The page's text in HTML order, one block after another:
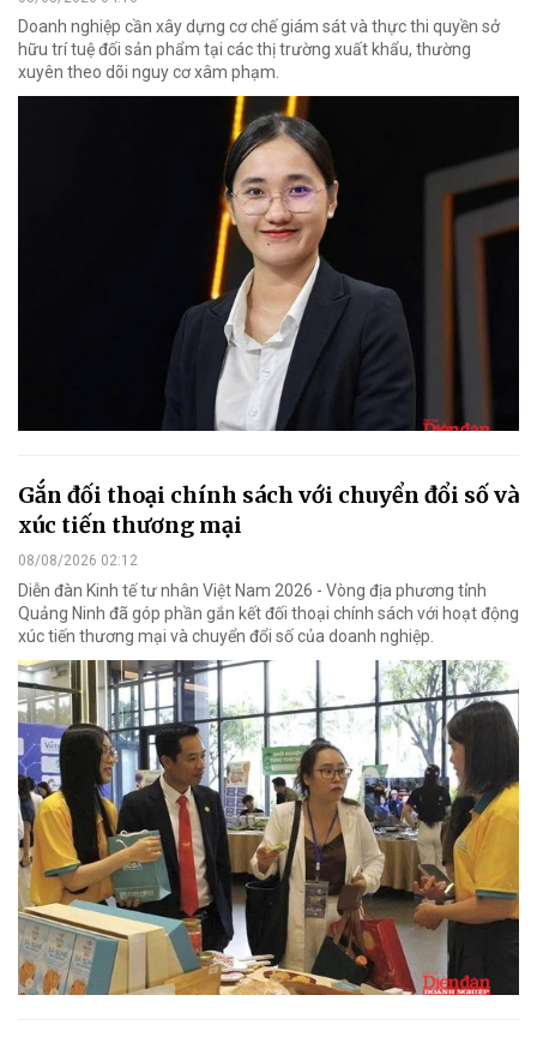
Doanh nghiệp cần xây dựng cơ chế giám sát và thực thi quyền sở
hữu trí tuệ đối sản phẩm tại các thị trường xuất khẩu, thường
xuyên theo dõi nguy cơ xâm phạm.
Gắn đối thoại chính sách với chuyển đổi số và
xúc tiến thương mại
08/08/2026 02:12
Diễn đàn Kinh tế tư nhân Việt Nam 2026 - Vòng địa phương tỉnh
Quảng Ninh đã góp phần gắn kết đối thoại chính sách với hoạt động
xúc tiến thương mại và chuyển đổi số của doanh nghiệp.